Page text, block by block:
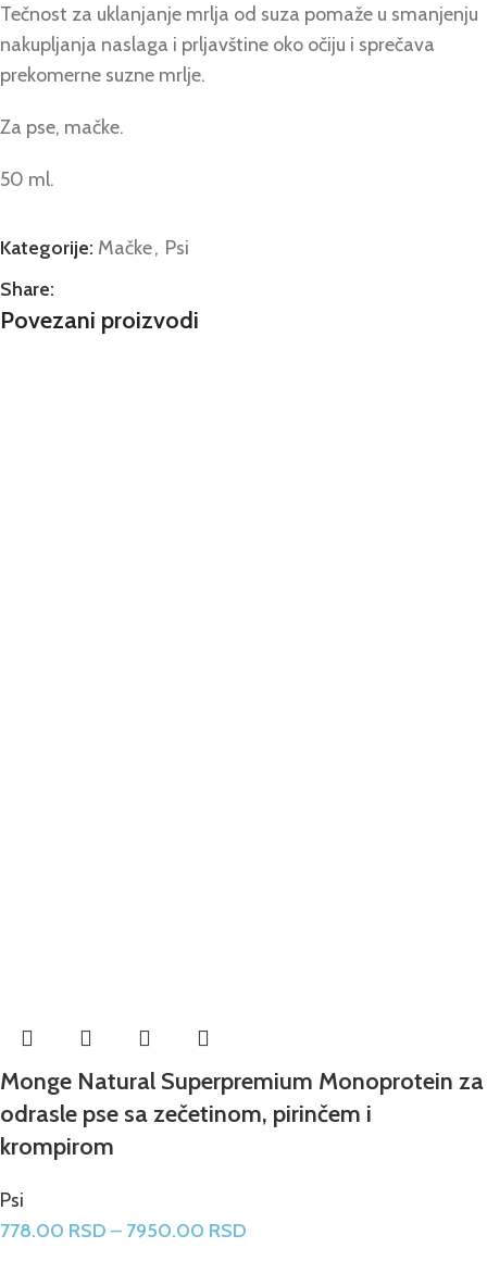
Tečnost za uklanjanje mrlja od suza pomaže u smanjenju
nakupljanja naslaga i prljavštine oko očiju i sprečava
prekomerne suzne mrlje.
Za pse, mačke.
50 ml.
Kategorije: Mačke, Psi
Share:
Povezani proizvodi
Monge Natural Superpremium Monoprotein za
odrasle pse sa zečetinom, pirinčem i
krompirom
Psi
778.00 RSD – 7950.00 RSD